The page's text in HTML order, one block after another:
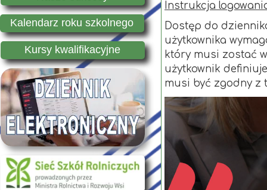
Instrukcja
Dostęp do
użytkownika
który musi zostać
użytkownik
musi być zgodny z
My w Europie
Nasz internat
Kalendarz roku szkolnego
Kursy kwalifikacyjne